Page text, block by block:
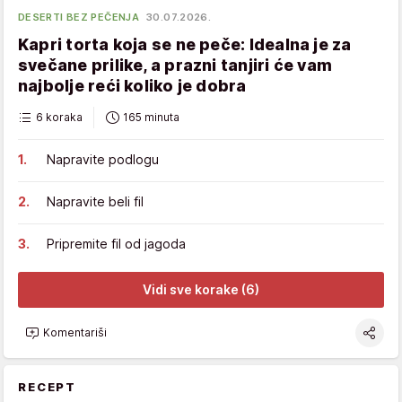
DESERTI BEZ PEČENJA 30.07.2026.
Kapri torta koja se ne peče: Idealna je za
svečane prilike, a prazni tanjiri će vam
najbolje reći koliko je dobra
6 koraka 165 minuta
Napravite podlogu
Napravite beli fil
Pripremite fil od jagoda
Vidi sve korake (6)
Komentariši
RECEPT